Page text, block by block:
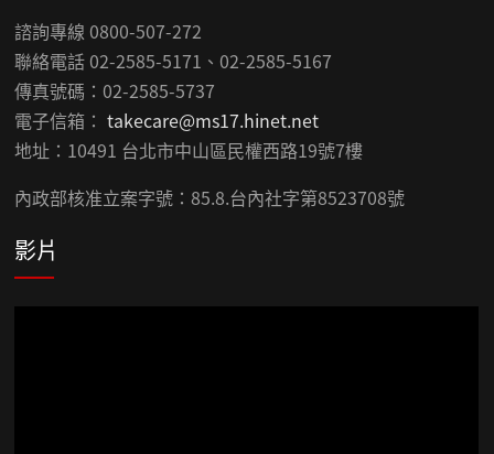
諮詢專線 0800-507-272
聯絡電話 02-2585-5171、02-2585-5167
傳真號碼：02-2585-5737
電子信箱：takecare@ms17.hinet.net
地址：10491 台北市中山區民權西路19號7樓
內政部核准立案字號：85.8.台內社字第8523708號
影片